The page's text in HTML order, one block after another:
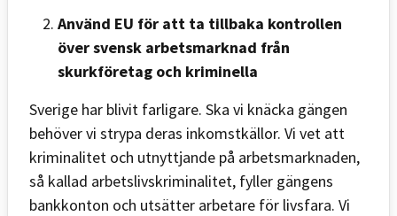
Använd EU för att ta tillbaka kontrollen
över svensk arbetsmarknad från
skurkföretag och kriminella
Sverige har blivit farligare. Ska vi knäcka gängen
behöver vi strypa deras inkomstkällor. Vi vet att
kriminalitet och utnyttjande på arbetsmarknaden,
så kallad arbetslivskriminalitet, fyller gängens
bankkonton och utsätter arbetare för livsfara. Vi